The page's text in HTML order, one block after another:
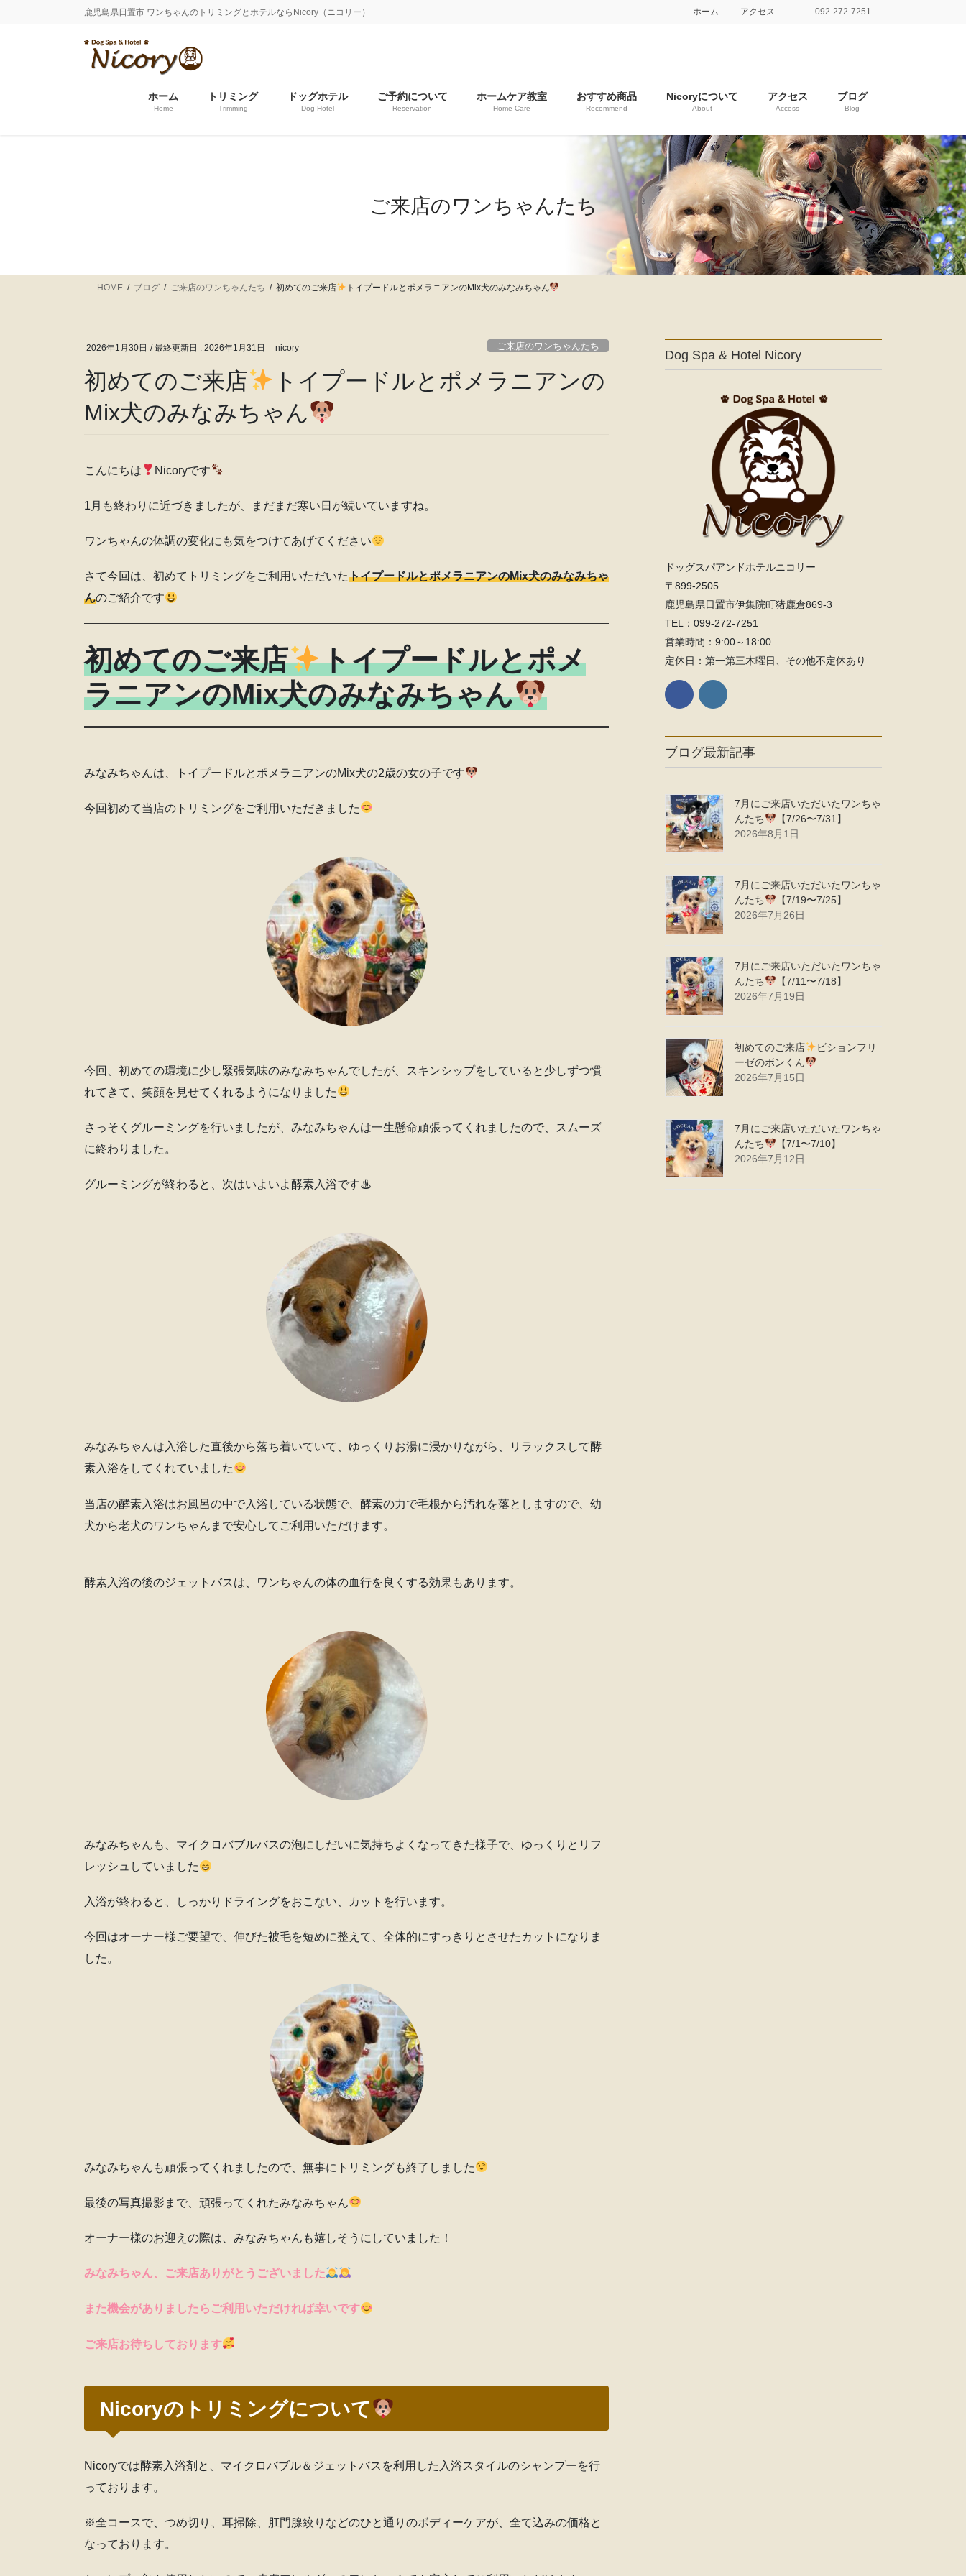
鹿児島県日置市 ワンちゃんのトリミングとホテルならNicory（ニコリー） ホーム アクセス 092-272-7251
ホーム
Home
トリミング
Trimming
ドッグホテル
Dog Hotel
ご予約について
Reservation
ホームケア教室
Home Care
おすすめ商品
Recommend
Nicoryについて
About
アクセス
Access
ブログ
Blog
ご来店のワンちゃんたち
HOME ブログ ご来店のワンちゃんたち 初めてのご来店 トイプードルとポメラニアンのMix犬のみなみちゃん
2026年1月30日 / 最終更新日 : 2026年1月31日 nicory ご来店のワンちゃんたち
初めてのご来店
トイプードルとポメラニアンの
Mix犬のみなみちゃん
こんにちは Nicoryです
1月も終わりに近づきましたが、まだまだ寒い日が続いていますね。
ワンちゃんの体調の変化にも気をつけてあげてください
さて今回は、初めてトリミングをご利用いただいたトイプードルとポメラニアンのMix犬のみなみちゃ
んのご紹介です
初めてのご来店
トイプードルとポメ
ラニアンのMix犬のみなみちゃん
みなみちゃんは、トイプードルとポメラニアンのMix犬の2歳の女の子です
今回初めて当店のトリミングをご利用いただきました
今回、初めての環境に少し緊張気味のみなみちゃんでしたが、スキンシップをしていると少しずつ慣
れてきて、笑顔を見せてくれるようになりました
さっそくグルーミングを行いましたが、みなみちゃんは一生懸命頑張ってくれましたので、スムーズ
に終わりました。
グルーミングが終わると、次はいよいよ酵素入浴です♨
みなみちゃんは入浴した直後から落ち着いていて、ゆっくりお湯に浸かりながら、リラックスして酵
素入浴をしてくれていました
当店の酵素入浴はお風呂の中で入浴している状態で、酵素の力で毛根から汚れを落としますので、幼
犬から老犬のワンちゃんまで安心してご利用いただけます。
酵素入浴の後のジェットバスは、ワンちゃんの体の血行を良くする効果もあります。
みなみちゃんも、マイクロバブルバスの泡にしだいに気持ちよくなってきた様子で、ゆっくりとリフ
レッシュしていました
入浴が終わると、しっかりドライングをおこない、カットを行います。
今回はオーナー様ご要望で、伸びた被毛を短めに整えて、全体的にすっきりとさせたカットになりま
した。
みなみちゃんも頑張ってくれましたので、無事にトリミングも終了しました
最後の写真撮影まで、頑張ってくれたみなみちゃん
オーナー様のお迎えの際は、みなみちゃんも嬉しそうにしていました！
みなみちゃん、ご来店ありがとうございました
また機会がありましたらご利用いただければ幸いです
ご来店お待ちしております
Nicoryのトリミングについて
Nicoryでは酵素入浴剤と、マイクロバブル＆ジェットバスを利用した入浴スタイルのシャンプーを行
っております。
※全コースで、つめ切り、耳掃除、肛門腺絞りなどのひと通りのボディーケアが、全て込みの価格と
なっております。
Dog Spa & Hotel Nicory
ドッグスパアンドホテルニコリー
〒899-2505
鹿児島県日置市伊集院町猪鹿倉869-3
TEL：099‐272-7251
営業時間：9:00～18:00
定休日：第一第三木曜日、その他不定休あり
ブログ最新記事
7月にご来店いただいたワンちゃ
んたち
【7/26〜7/31】
2026年8月1日
7月にご来店いただいたワンちゃ
んたち
【7/19〜7/25】
2026年7月26日
7月にご来店いただいたワンちゃ
んたち
【7/11〜7/18】
2026年7月19日
初めてのご来店
ビションフリ
ーゼのボンくん
2026年7月15日
7月にご来店いただいたワンちゃ
んたち
【7/1〜7/10】
2026年7月12日